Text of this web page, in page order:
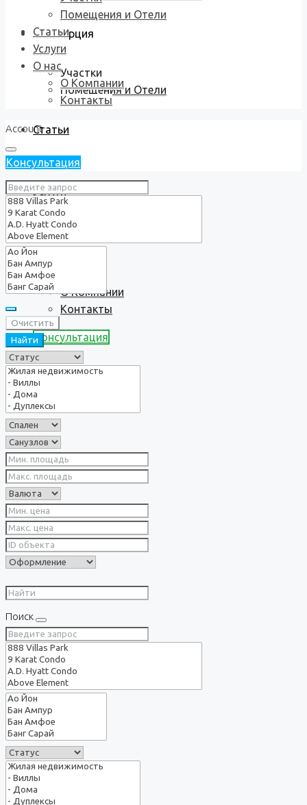
Коммерция
Участки
Помещения и Отели
Статьи
Услуги
О нас
О Компании
Контакты
Консультация
Помещения и Отели
Статьи
Услуги
О нас
О Компании
Контакты
Account
Консультация
Очистить
Найти
Поиск